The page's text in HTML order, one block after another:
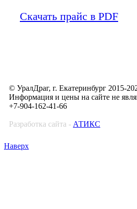
Скачать прайс в PDF
© УралДраг, г. Екатеринбург 2015-
Информация и цены на сайте не
+7-904-162-41-66
Разработка сайта - АТИКС
Наверх